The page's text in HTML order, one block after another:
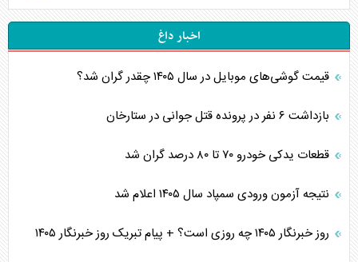
اخبار داغ
قیمت گوشی‌های موبایل در سال ۱۴۰۵ چقدر گران شد؟
بازداشت ۶ نفر در پرونده قتل جوانی در ستارخان
قطعات یدکی خودرو ۷۰ تا ۸۰ درصد گران شد
نتیجه آزمون ورودی سمپاد سال ۱۴۰۵ اعلام شد
روز خبرنگار ۱۴۰۵ چه روزی است؟ + پیام تبریک روز خبرنگار ۱۴۰۵